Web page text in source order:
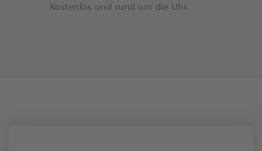
Kostenlos und rund um die Uhr.